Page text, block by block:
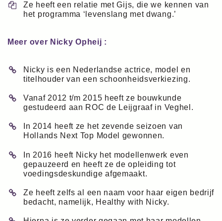
Ze heeft een relatie met Gijs, die we kennen van
het programma ‘levenslang met dwang.’
Meer over Nicky Opheij :
Nicky is een Nederlandse actrice, model en
titelhouder van een schoonheidsverkiezing.
Vanaf 2012 t/m 2015 heeft ze bouwkunde
gestudeerd aan ROC de Leijgraaf in Veghel.
In 2014 heeft ze het zevende seizoen van
Hollands Next Top Model gewonnen.
In 2016 heeft Nicky het modellenwerk even
gepauzeerd en heeft ze de opleiding tot
voedingsdeskundige afgemaakt.
Ze heeft zelfs al een naam voor haar eigen bedrijf
bedacht, namelijk, Healthy with Nicky.